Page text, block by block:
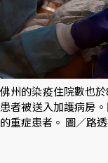
佛州的染疫住院數也
患者被送入加護病房
的重症患者。 圖／路